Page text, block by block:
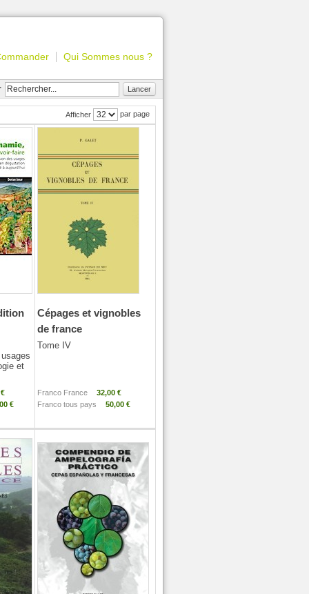
Qui Sommes nous ?
Lancer
Afficher par page
et
€
Cépages et vignobles
de france
Tome IV
Franco France
32,00 €
Franco tous pays
50,00 €